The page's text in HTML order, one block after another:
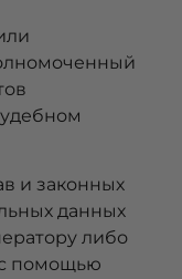
и законных
данных
либо
помощью